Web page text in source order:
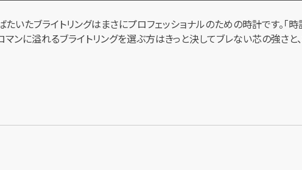
いたブライトリングはまさにプロフェッショナルのための時計です。「
ンに溢れるブライトリングを選ぶ方はきっと決してブレない芯の強さ